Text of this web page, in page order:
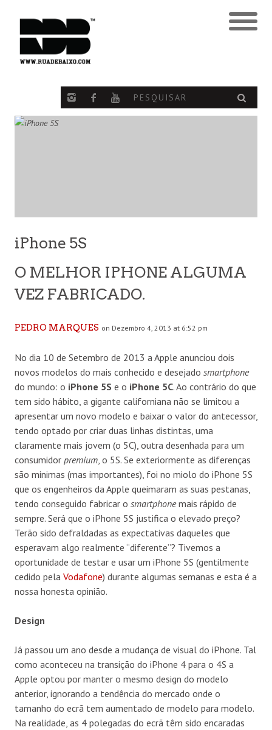
iPhone 5S
O MELHOR IPHONE ALGUMA
VEZ FABRICADO.
PEDRO MARQUES on Dezembro 4, 2013 at 6:52 pm
No dia 10 de Setembro de 2013 a Apple anunciou dois
novos modelos do mais conhecido e desejado smartphone
do mundo: o iPhone 5S e o iPhone 5C. Ao contrário do que
tem sido hábito, a gigante californiana não se limitou a
apresentar um novo modelo e baixar o valor do antecessor,
tendo optado por criar duas linhas distintas, uma
claramente mais jovem (o 5C), outra desenhada para um
consumidor premium , o 5S. Se exteriormente as diferenças
são minimas (mas importantes), foi no miolo do iPhone 5S
que os engenheiros da Apple queimaram as suas pestanas,
tendo conseguido fabricar o smartphonemais rápido de
sempre. Será que o iPhone 5S justifica o elevado preço?
Terão sido defraldadas as expectativas daqueles que
esperavam algo realmente “diferente”? Tivemos a
oportunidade de testar e usar um iPhone 5S (gentilmente
cedido pela Vodafone) durante algumas semanas e esta é a
nossa honesta opinião.
Design
Já passou um ano desde a mudança de visual do iPhone. Tal
como aconteceu na transição do iPhone 4 para o 4S a
Apple optou por manter o mesmo design do modelo
anterior, ignorando a tendência do mercado onde o
tamanho do ecrã tem aumentado de modelo para modelo.
Na realidade, as 4 polegadas do ecrã têm sido encaradas